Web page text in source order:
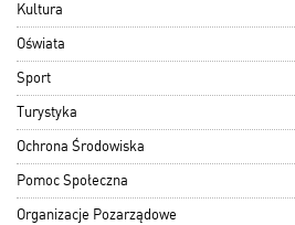
Kultura
Oświata
Sport
Turystyka
Ochrona Środowiska
Pomoc Społeczna
Organizacje Pozarządowe